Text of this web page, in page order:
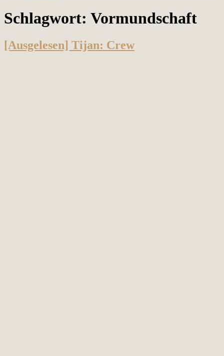
Schlagwort: Vormundschaft
[Ausgelesen] Tijan: Crew